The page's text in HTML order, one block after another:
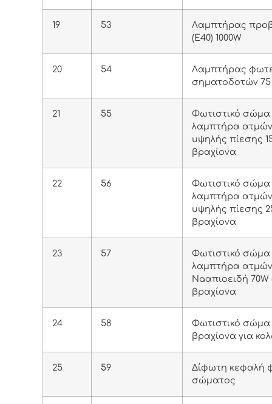
19 53
Λαμπτήρας
(Ε40) 1000W
20 54
Λαμπτήρας
σηματοδοτών 75
21 55
Φωτιστικό σώμα
λαμπτήρα ατμών
υψηλής πίεσης
βραχίονα
22 56
Φωτιστικό σώμα
λαμπτήρα ατμών
υψηλής πίεσης
βραχίονα
23 57
Φωτιστικό σώμα
λαμπτήρα ατμών
Νaαπιοειδή 70W
βραχίονα
24 58
Φωτιστικό σώμα
βραχίονα για
25 59
Δίφωτη κεφαλή
σώματος